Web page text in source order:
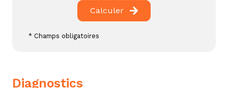
Calculer
* Champs obligatoires
diagnostics